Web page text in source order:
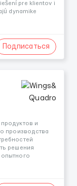
pre klientov i
dynamike
Подписаться
и
производства
решения